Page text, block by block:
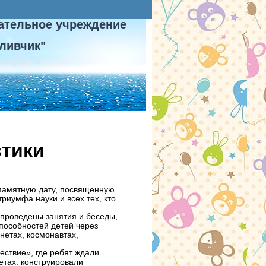
учреждение
дату, посвященную
науки и всех тех, кто
занятия и беседы,
детей через
космонавтах,
где ребят ждали
конструировали